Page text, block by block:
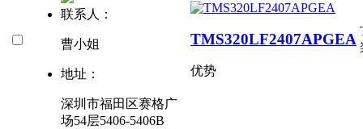
联系人：
曹小姐
地址：
深圳市福田区赛格广
场54层5406-5406B
TMS320LF2407APGEA
优势